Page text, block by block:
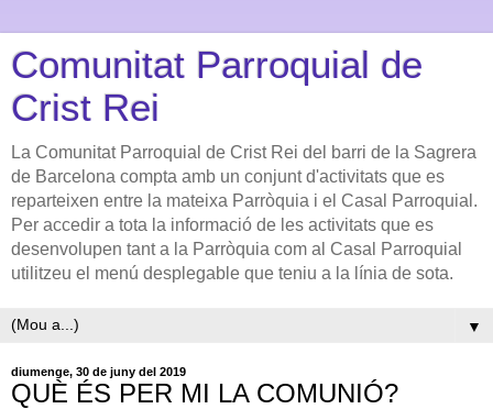
Comunitat Parroquial de
Crist Rei
La Comunitat Parroquial de Crist Rei del barri de la Sagrera
de Barcelona compta amb un conjunt d'activitats que es
reparteixen entre la mateixa Parròquia i el Casal Parroquial.
Per accedir a tota la informació de les activitats que es
desenvolupen tant a la Parròquia com al Casal Parroquial
utilitzeu el menú desplegable que teniu a la línia de sota.
▼
diumenge, 30 de juny del 2019
QUÈ ÉS PER MI LA COMUNIÓ?